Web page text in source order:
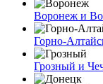
Воронеж и
Горно-
Грозный и